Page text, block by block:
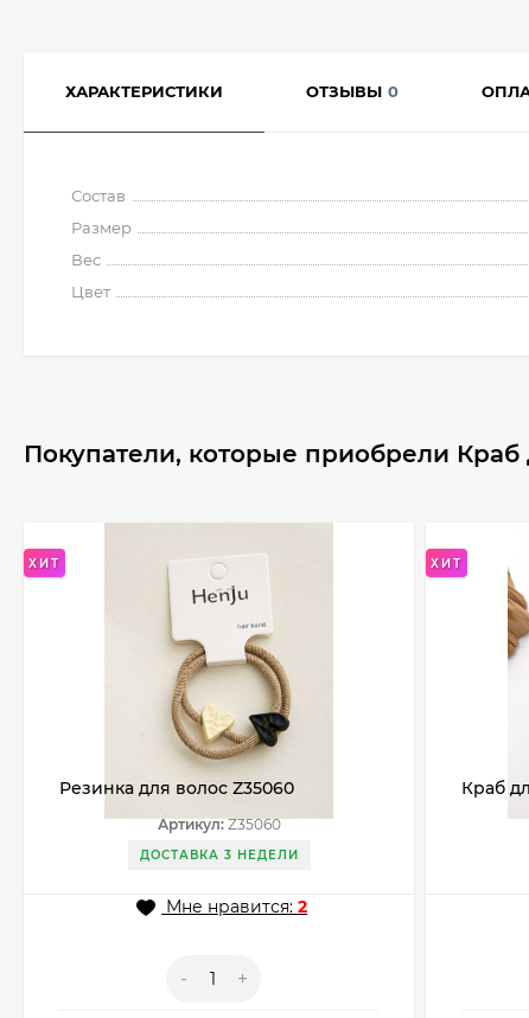
ХАРАКТЕРИСТИКИ ОТЗЫВЫ 0
Состав
Размер
Вес
Цвет
Покупатели, которые приобрели Краб
ХИТ
Резинка для волос Z35060
Артикул:Z35060
ДОСТАВКА 3 НЕДЕЛИ
Мне нравится:2
- +
ХИТ
Краб